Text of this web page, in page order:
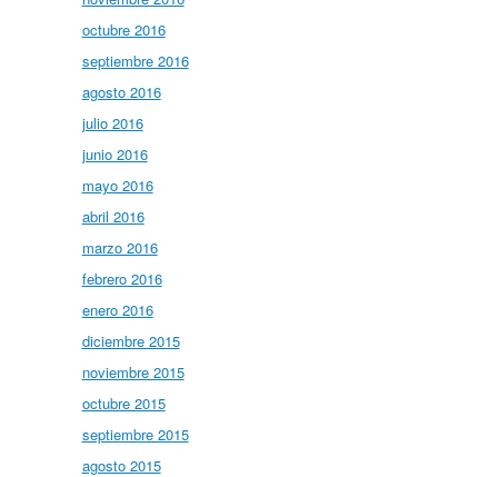
octubre 2016
septiembre 2016
agosto 2016
julio 2016
junio 2016
mayo 2016
abril 2016
marzo 2016
febrero 2016
enero 2016
diciembre 2015
noviembre 2015
octubre 2015
septiembre 2015
agosto 2015